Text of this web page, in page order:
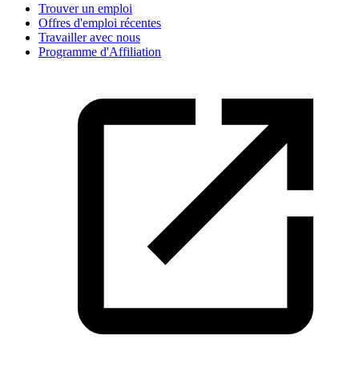
Trouver un emploi
Offres d'emploi récentes
Travailler avec nous
Programme d'Affiliation